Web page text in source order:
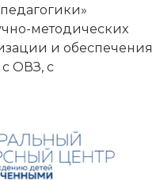
методических
и обеспечения
ОВЗ, с